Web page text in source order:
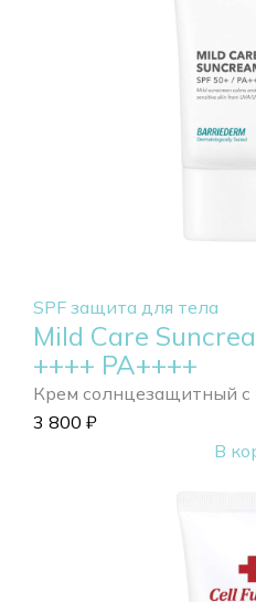
SPF защита для тела
Mild Care
++++ РА++++
Крем солнцезащитный
3 800 ₽
В